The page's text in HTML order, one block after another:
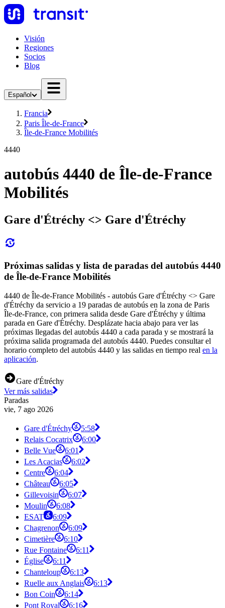
Visión
Regiones
Socios
Blog
Español
Francia
Paris Île-de-France
Île-de-France Mobilités
4440
autobús 4440 de Île-de-France
Mobilités
Gare d'Étréchy <> Gare d'Étréchy
Próximas salidas y lista de paradas del autobús 4440
de Île-de-France Mobilités
4440 de Île-de-France Mobilités - autobús Gare d'Étréchy <> Gare
d'Étréchy da servicio a 19 paradas de autobús en la zona de Paris
Île-de-France, con primera salida desde Gare d'Étréchy y última
parada en Gare d'Étréchy. Desplázate hacia abajo para ver las
próximas llegadas del autobús 4440 a cada parada y se mostrará la
próxima salida programada del autobús 4440. Puedes consultar el
horario completo del autobús 4440 y las salidas en tiempo real en la
aplicación.
Gare d'Étréchy
Ver más salidas
Paradas
vie, 7 ago 2026
Gare d'Étréchy
5:58
Relais Cocatrix
6:00
Belle Vue
6:01
Les Acacias
6:02
Centre
6:04
Château
6:05
Gillevoisin
6:07
Moulin
6:08
ESAT
6:09
Chagrenon
6:09
Cimetière
6:10
Rue Fontaine
6:11
Église
6:11
Chanteloup
6:13
Ruelle aux Anglais
6:13
Bon Coin
6:14
Pont Royal
6:16